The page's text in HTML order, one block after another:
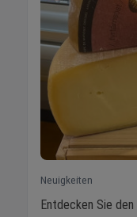
Neuigkeiten
Entdecken Sie den